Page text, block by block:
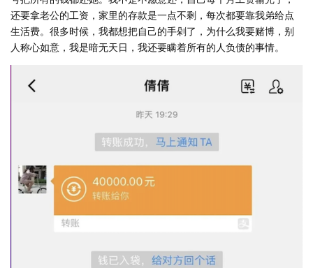
还要拿老公的工资，家里的存款是一点不剩，每次都要靠我弟给点
生活费。很多时候，我都想把自己的手剁了，为什么我要赌博，别
人称心如意，我是暗无天日，我还要瞒着所有的人负债的事情。